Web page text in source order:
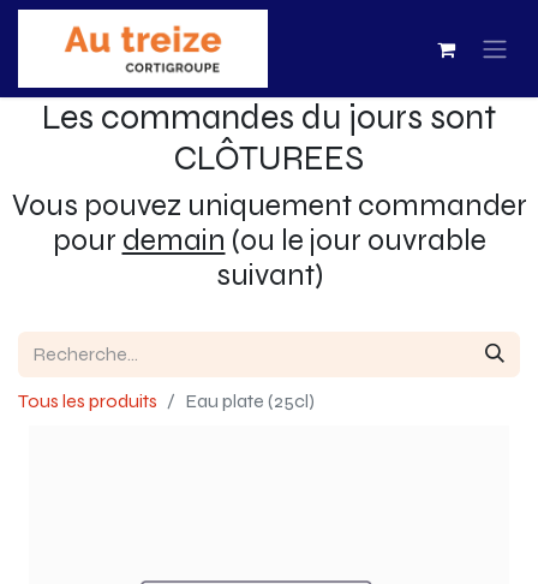
Les commandes du jours sont
CLÔTUREES
Vous pouvez uniquement commander
pour demain (ou le jour ouvrable
suivant)
Tous les produits Eau plate (25cl)